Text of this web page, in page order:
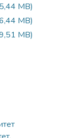
MB)
MB)
MB)